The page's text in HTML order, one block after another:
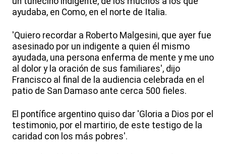
ayudaba, en Como, en el norte de Italia.
'Quiero recordar a Roberto Malgesini, que ayer fue
asesinado por un indigente a quien él mismo
ayudada, una persona enferma de mente y me uno
al dolor y la oración de sus familiares', dijo
Francisco al final de la audiencia celebrada en el
patio de San Damaso ante cerca 500 fieles.
El pontífice argentino quiso dar 'Gloria a Dios por el
testimonio, por el martirio, de este testigo de la
caridad con los más pobres'.